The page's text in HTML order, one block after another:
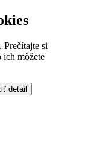
Prečítajte si
ich môžete
detail